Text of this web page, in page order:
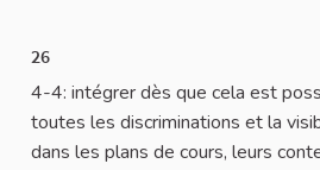
26
4-4: intégrer dès que cela est
toutes les discriminations et la
dans les plans de cours, leurs